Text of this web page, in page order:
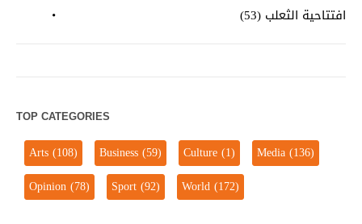
افتتاحية الثعلب (53)
TOP CATEGORIES
Arts(108) Business(59) Culture(1) Media(136)
Opinion(78) Sport(92) World(172)